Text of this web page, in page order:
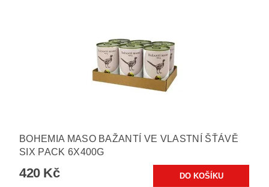
BOHEMIA MASO BAŽANTÍ VE VLASTNÍ ŠŤÁVĚ
SIX PACK 6X400G
420 Kč